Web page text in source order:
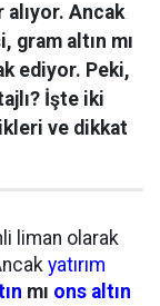
alıyor. Ancak
gram altın mı
ediyor. Peki,
İşte iki
ve dikkat
liman olarak
yatırım
mı ons altın